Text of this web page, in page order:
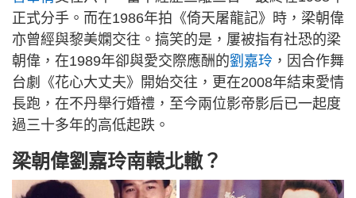
正式分手。而在1986年拍《倚天屠龍記》時，梁朝偉
亦曾經與黎美嫻交往。搞笑的是，屢被指有社恐的梁
朝偉，在1989年卻與愛交際應酬的劉嘉玲 ，因合作舞
台劇《花心大丈夫》開始交往，更在2008年結束愛情
長跑，在不丹舉行婚禮，至今兩位影帝影后已一起度
過三十多年的高低起跌。
梁朝偉劉嘉玲南轅北轍？